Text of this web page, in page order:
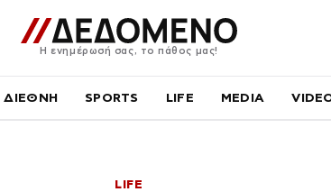
Η ενημέρωσή σας, το πάθος μας!
ΔΙΕΘΝΗ SPORTS LIFE MEDIA
LIFE